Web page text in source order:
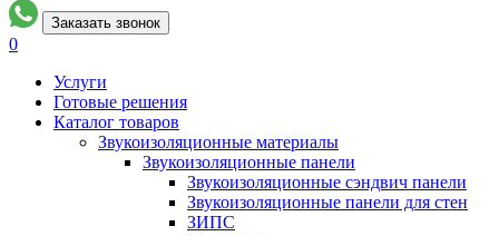
Заказать звонок
0
Услуги
Готовые решения
Каталог товаров
Звукоизоляционные материалы
Звукоизоляционные панели
Звукоизоляционные сэндвич панели
Звукоизоляционные панели для стен
ЗИПС